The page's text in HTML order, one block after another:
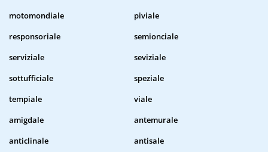
motomondiale
piviale
responsoriale
semionciale
serviziale
seviziale
sottufficiale
speziale
tempiale
viale
amigdale
antemurale
anticlinale
antisale